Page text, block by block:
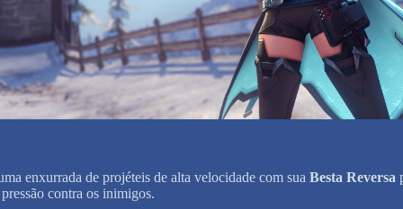
enxurrada de projéteis de alta velocidade com sua Besta Reversa
contra os inimigos.